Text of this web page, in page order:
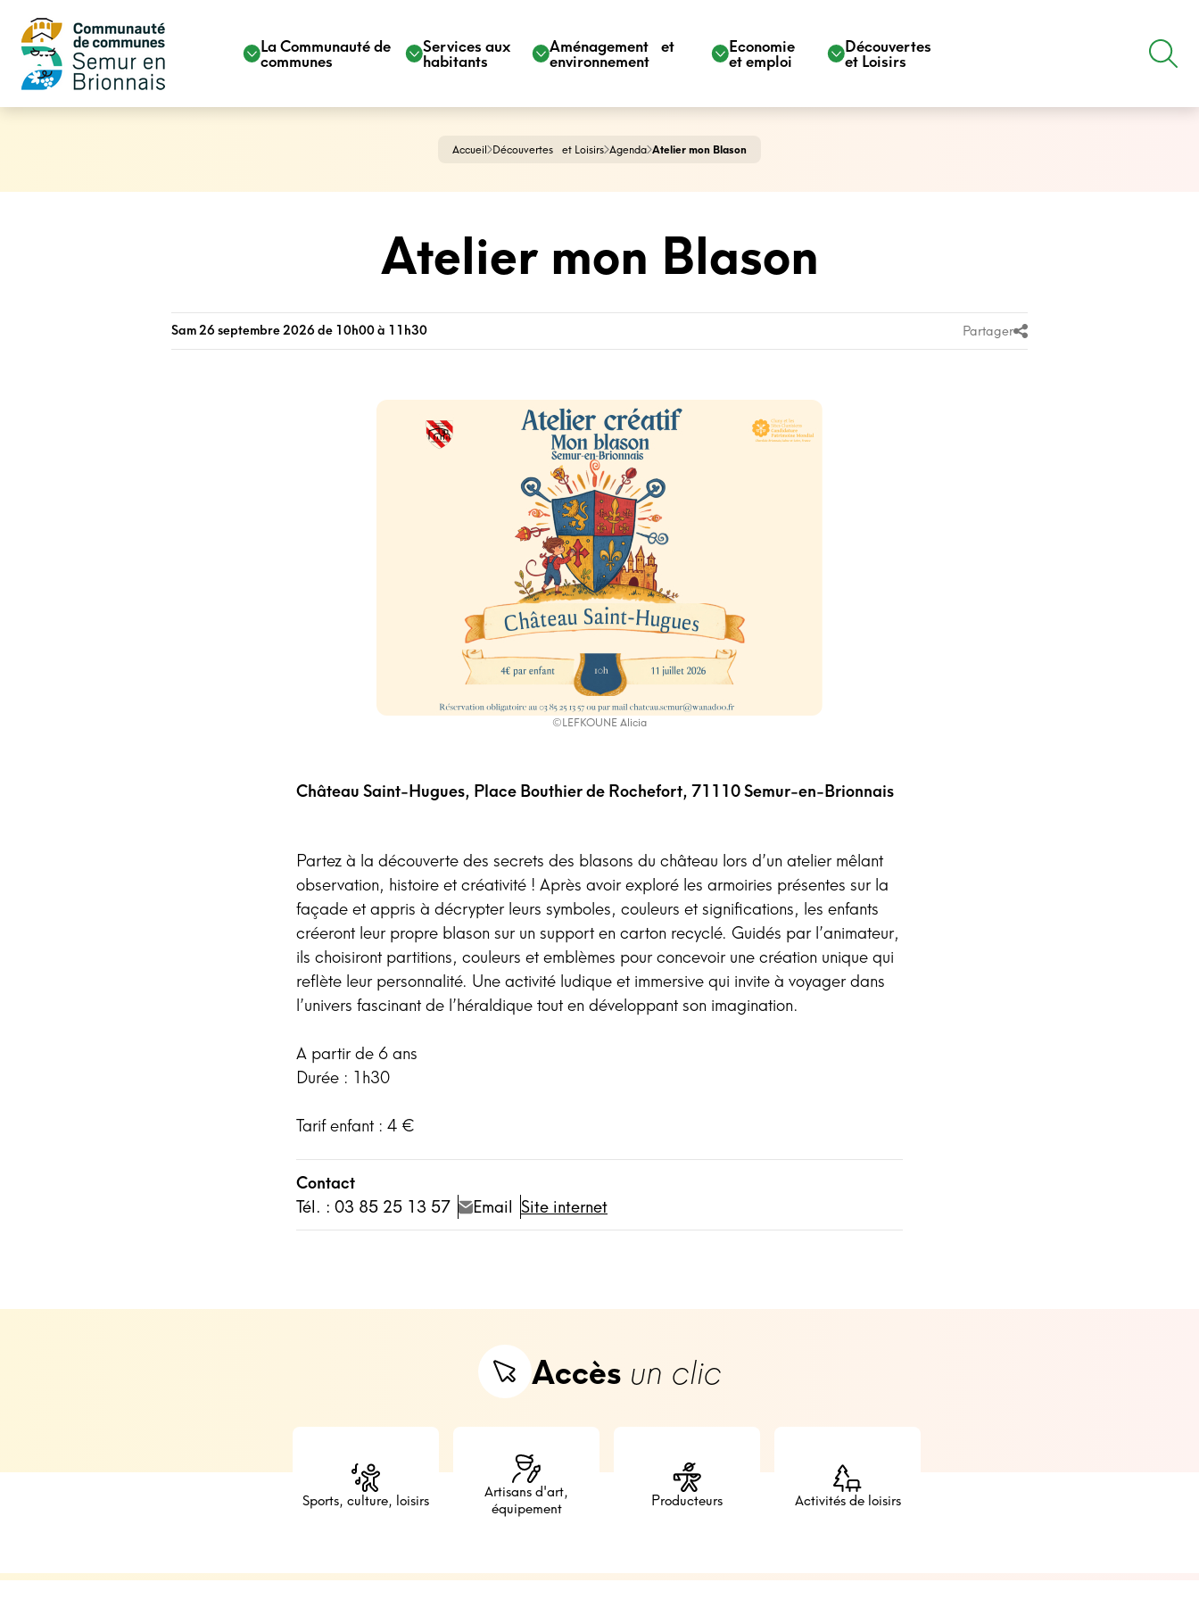
La Communauté de
communes
Services aux
habitants
Aménagement et
environnement
Economie
et emploi
Découvertes
et Loisirs
Accueil Découvertes et Loisirs Agenda Atelier mon Blason
Atelier mon Blason
Sam 26 septembre 2026 de 10h00 à 11h30 Partager
©LEFKOUNE Alicia
Château Saint-Hugues, Place Bouthier de Rochefort, 71110 Semur-en-Brionnais
Partez à la découverte des secrets des blasons du château lors d’un atelier mêlant
observation, histoire et créativité ! Après avoir exploré les armoiries présentes sur la
façade et appris à décrypter leurs symboles, couleurs et significations, les enfants
créeront leur propre blason sur un support en carton recyclé. Guidés par l’animateur,
ils choisiront partitions, couleurs et emblèmes pour concevoir une création unique qui
reflète leur personnalité. Une activité ludique et immersive qui invite à voyager dans
l’univers fascinant de l’héraldique tout en développant son imagination.
A partir de 6 ans
Durée : 1h30
Tarif enfant : 4 €
Contact
Tél. : 03 85 25 13 57
Email Site internet
Accès un clic
Sports, culture, loisirs
Artisans d'art,
équipement
Producteurs Activités de loisirs